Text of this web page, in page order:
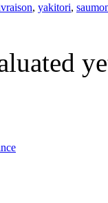
, yakitori,